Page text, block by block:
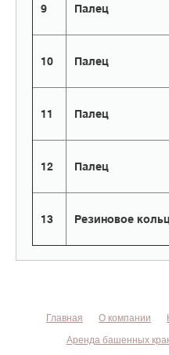
9 Палец
10 Палец
11 Палец
12 Палец
13 Резиновое
Главная О компании
Аренда башенных